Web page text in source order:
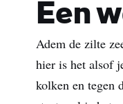
Een
Adem de zilte
hier is het alsof
kolken en tegen